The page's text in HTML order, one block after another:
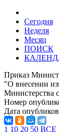
Сегодня
Неделя
Месяц
ПОИСК
Приказ
"О внесении
Министерства
Номер
Дата
1 10 20 50 ВСЕ